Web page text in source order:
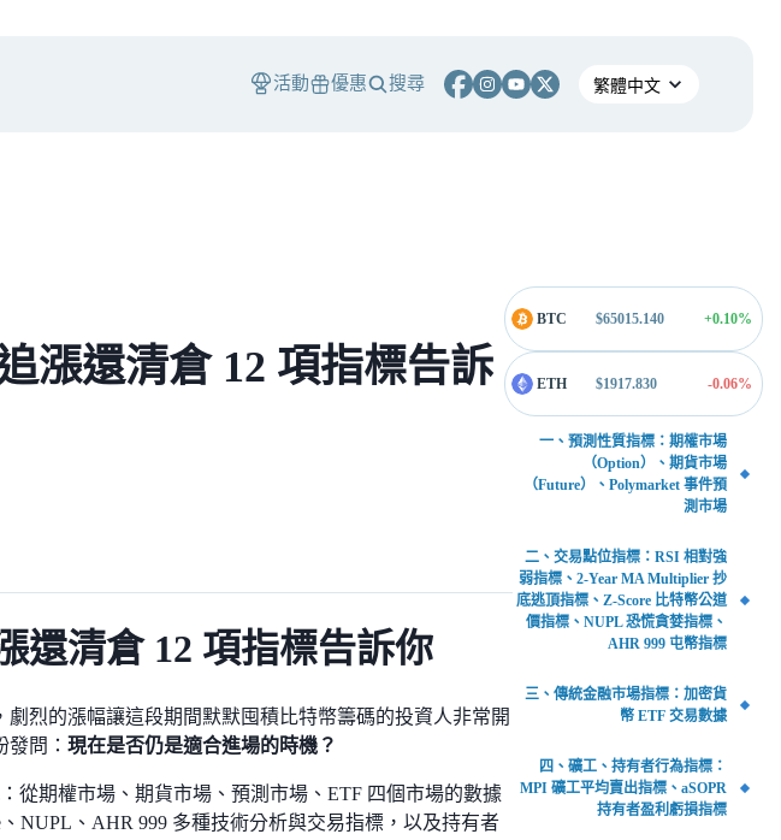
活動 優惠 搜尋
漲還清倉 12 項指標告訴
還清倉 12 項指標告訴你
烈的漲幅讓這段期間默默囤積比特幣籌碼的投資人非常開
問： 現在是否仍是適合進場的時機？
從期權市場、期貨市場、預測市場、ETF 四個市場的數據
NUPL、AHR 999 多種技術分析與交易指標，以及持有者
BTC $65015.140 +0.10%
ETH $1917.830 -0.06%
一、預測性質指標：期權市場
（Option）、期貨市場
（Future）、Polymarket 事件預
測市場
二、交易點位指標：RSI 相對強
弱指標、2-Year MA Multiplier 抄
底逃頂指標、Z-Score 比特幣公道
價指標、NUPL 恐慌貪婪指標、
AHR 999 屯幣指標
三、傳統金融市場指標：加密貨
幣 ETF 交易數據
四、礦工、持有者行為指標：
MPI 礦工平均賣出指標、aSOPR
持有者盈利虧損指標